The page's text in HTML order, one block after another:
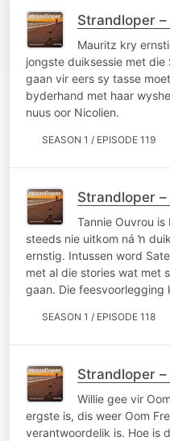
Strandloper –
Mauritz kry
jongste duiksessie met die
gaan vir eers sy tasse
byderhand met haar
nuus oor Nicolien.
SEASON 1 / EPISODE 119
Strandloper –
Tannie Ouvrou
steeds nie uitkom ná ŉ
ernstig. Intussen word
met al die stories wat met
gaan. Die feesvoorlegging
SEASON 1 / EPISODE 118
Strandloper –
Willie gee vir
ergste is, dis weer Oom
verantwoordelik is. Hoe is